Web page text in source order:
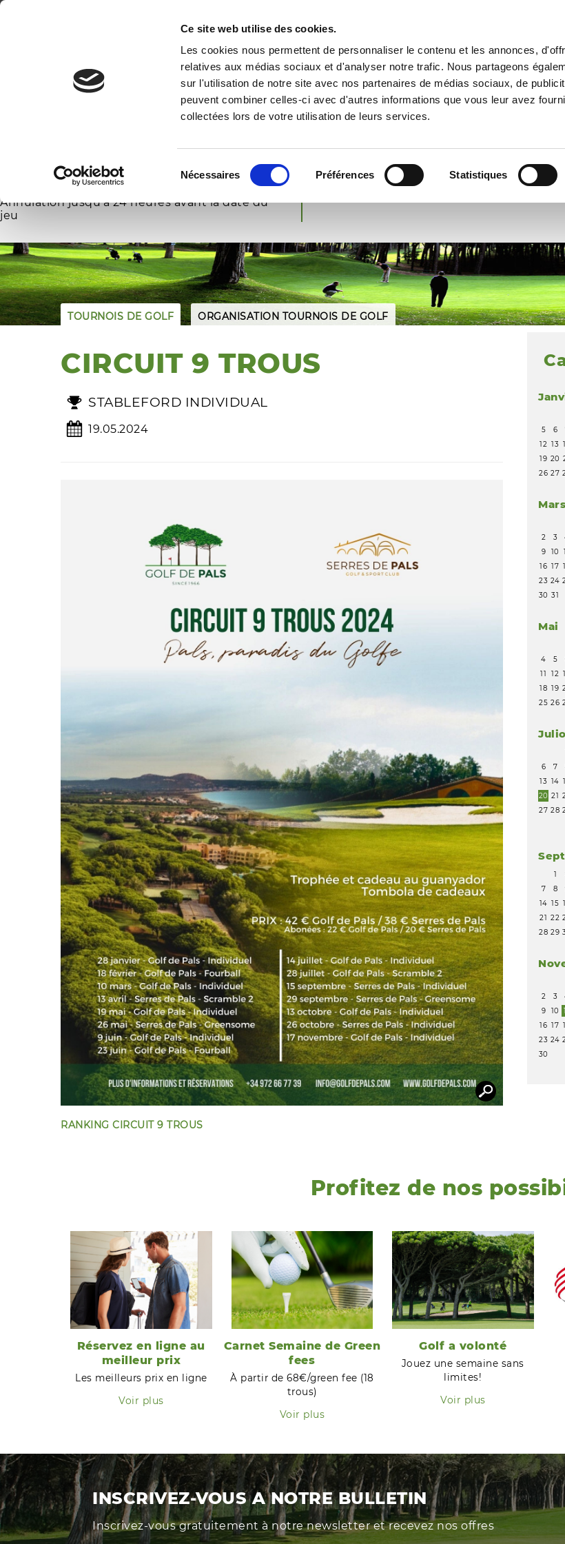
Ce site web utilise des cookies.
Les cookies nous permettent de personnaliser le contenu et les annonces,
relatives aux médias sociaux et d'analyser notre trafic. Nous partageons
sur l'utilisation de notre site avec nos partenaires de médias sociaux, de
peuvent combiner celles-ci avec d'autres informations que vous leur avez
collectées lors de votre utilisation de leurs services.
Nécessaires Préférences Statistiques
INICI LE PARCOURS ÉCOLE COMPÉTITIONS
Réservez vos Green Fees
Meilleurs prix garantis
Annulation jusqu'à 24 heures avant la date du
jeu
TOURNOIS DE GOLF ORGANISATION TOURNOIS DE GOLF
CIRCUIT 9 TROUS
STABLEFORD INDIVIDUAL
19.05.2024
RANKING CIRCUIT 9 TROUS
5
6
12 13
19 20
26 27
Mars
2
3
9
10
16 17
23 24
30 31
Mai
4
5
11
12
18 19
25 26
6
7
13 14
20 21
27 28
1
7
8
14 15
21 22
28 29
2
3
9
10
16 17
23 24
30
Profitez de nos
Réservez en ligne au
meilleur prix
Les meilleurs prix en ligne
Voir plus
Carnet Semaine de Green
fees
À partir de 68€/green fee (18
trous)
Voir plus
Golf a volonté
Jouez une semaine sans
limites!
Voir plus
INSCRIVEZ-VOUS A NOTRE BULLETIN
Inscrivez-vous gratuitement à notre newsletter et recevez nos offres